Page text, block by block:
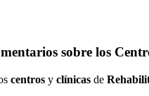
sobre los
centros y clínicas de